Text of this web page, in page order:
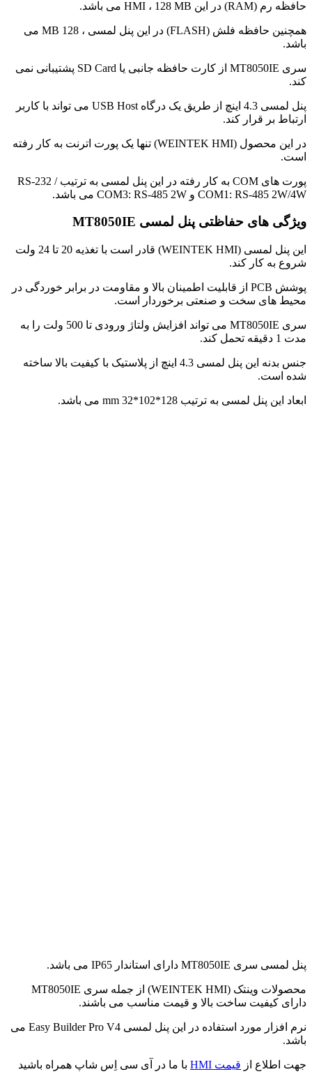
حافظه رم (RAM) در این HMI ، 128 MB می باشد.
همچنین حافظه فلش (FLASH) در این پنل لمسی ، 128 MB می
باشد.
سری MT8050IE از کارت حافظه جانبی یا SD Card پشتیبانی نمی
کند.
پنل لمسی 4.3 اینچ از طریق یک درگاه USB Host می تواند با کاربر
ارتباط بر قرار کند.
در این محصول (WEINTEK HMI) تنها یک پورت اترنت به کار رفته
است.
پورت های COM به کار رفته در این پنل لمسی به ترتیب RS-232 /
COM1: RS-485 2W/4W و COM3: RS-485 2W می باشد.
ویژگی های حفاظتی پنل لمسی MT8050IE
این پنل لمسی (WEINTEK HMI) قادر است با تغذیه 20 تا 24 ولت
شروع به کار کند.
پوشش PCB از قابلیت اطمینان بالا و مقاومت در برابر خوردگی در
محیط های سخت و صنعتی برخوردار است.
سری MT8050IE می تواند افزایش ولتاژ ورودی تا 500 ولت را به
مدت 1 دقیقه تحمل کند.
جنس بدنه این پنل لمسی 4.3 اینچ از پلاستیک با کیفیت بالا ساخته
شده است.
ابعاد این پنل لمسی به ترتیب 128*102*32 mm می باشد.
پنل لمسی سری MT8050IE دارای استاندار IP65 می باشد.
محصولات وینتک (WEINTEK HMI) از جمله سری MT8050IE
دارای کیفیت ساخت بالا و قیمت مناسب می باشند.
نرم افزار مورد استفاده در این پنل لمسی Easy Builder Pro V4 می
باشد.
جهت اطلاع از قیمت HMI
با ما در آی سی اِس شاپ همراه باشید